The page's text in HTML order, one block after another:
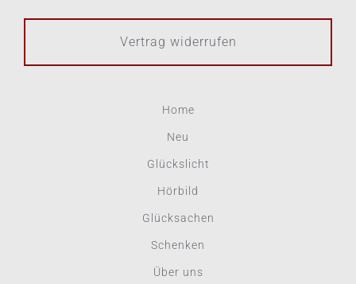
Vertrag widerrufen
Home
Neu
Glückslicht
Hörbild
Glücksachen
Schenken
Über uns